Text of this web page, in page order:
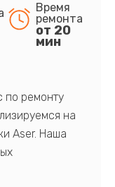
Время
ремонта
от 20
мин
по ремонту
на
Aser. Наша
и